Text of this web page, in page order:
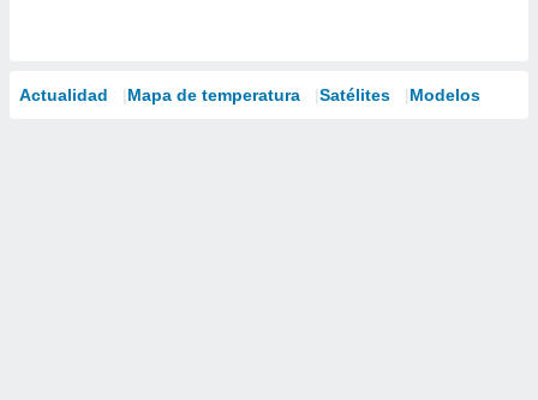
Actualidad Mapa de temperatura Satélites Modelos